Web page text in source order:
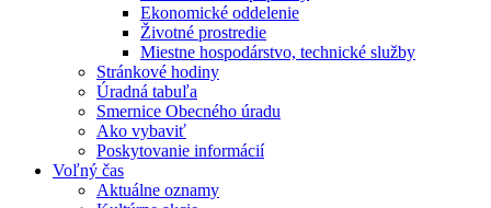
Ekonomické oddelenie
Životné prostredie
Miestne hospodárstvo, technické služby
Stránkové hodiny
Úradná tabuľa
Smernice Obecného úradu
Ako vybaviť
Poskytovanie informácií
Voľný čas
Aktuálne oznamy